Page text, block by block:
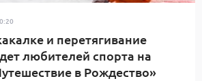
и перетягивание
любителей спорта на
в Рождество»